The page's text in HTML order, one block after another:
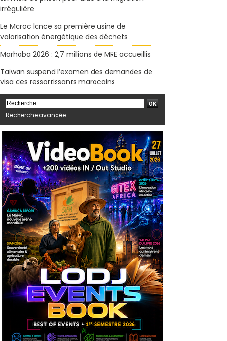
irrégulière
Le Maroc lance sa première usine de
valorisation énergétique des déchets
Marhaba 2026 : 2,7 millions de MRE accueillis
Taïwan suspend l’examen des demandes de
visa des ressortissants marocains
Recherche avancée